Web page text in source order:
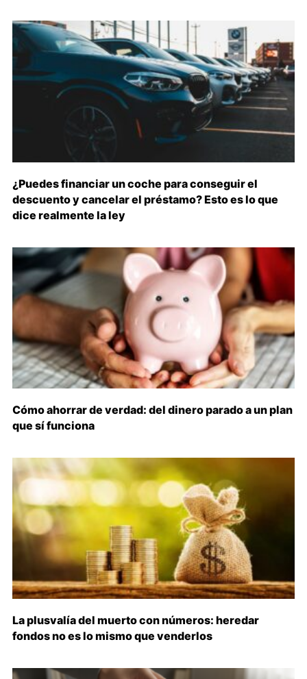
¿Puedes financiar un coche para conseguir el
descuento y cancelar el préstamo? Esto es lo que
dice realmente la ley
Cómo ahorrar de verdad: del dinero parado a un plan
que sí funciona
La plusvalía del muerto con números: heredar
fondos no es lo mismo que venderlos